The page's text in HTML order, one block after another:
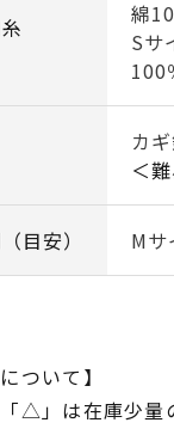
綿
Sサ
100
カ
＜
目安） M
ついて】
△」は在庫少量